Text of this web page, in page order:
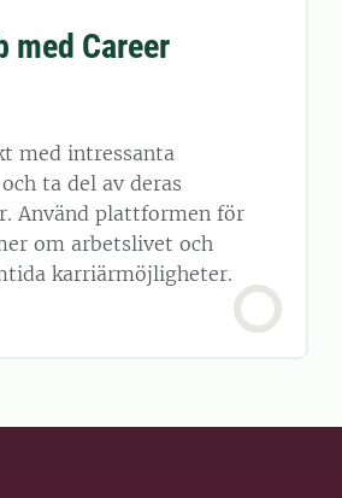
med Career
med intressanta
ta del av deras
Använd plattformen för
om arbetslivet och
karriärmöjligheter.